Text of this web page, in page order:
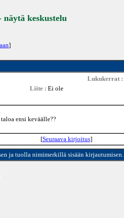
keskustelu
]
Lukukerrat :
Liite : Ei ole
ensi keväälle??
[Seuraava kirjoitus]
ja tuolla nimimerkillä sisään kirjautumisen.